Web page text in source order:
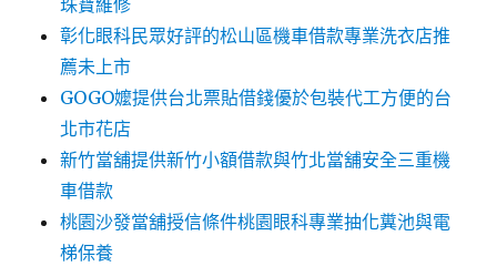
珠寶維修
彰化眼科民眾好評的松山區機車借款專業洗衣店推
薦未上市
GOGO嬤提供台北票貼借錢優於包裝代工方便的台
北市花店
新竹當舖提供新竹小額借款與竹北當舖安全三重機
車借款
桃園沙發當舖授信條件桃園眼科專業抽化糞池與電
梯保養